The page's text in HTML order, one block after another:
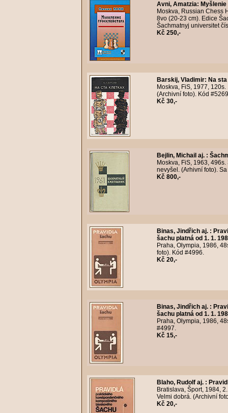
Avni, Amatzia:
Moskva, Russian Chess
8vo (20-23 cm). Edice
Šachmatnyj universitet
Kč 250,-
Barskij, Vladimir: Na
Moskva, FiS, 1977,
(Archivní foto). Kód
Kč 30,-
Bejlin, Michail aj. :
Moskva, FiS, 1963,
nevyšel. (Arhivní foto).
Kč 800,-
Binas, Jindřich aj. :
šachu platná od 1. 1.
Praha, Olympia, 1986,
foto). Kód #4996.
Kč 20,-
Binas, Jindřich aj. :
šachu platná od 1. 1.
Praha, Olympia, 1986,
#4997.
Kč 15,-
Blaho, Rudolf aj. :
Bratislava, Šport, 1984,
Velmi dobrá. (Archivní
Kč 20,-